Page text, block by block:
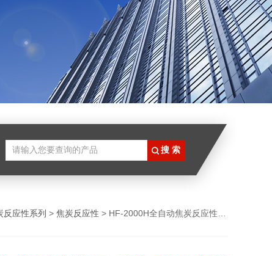
反应性系列 > 焦炭反应性 > HF-2000H全自动焦炭反应性及反应后强度测定仪